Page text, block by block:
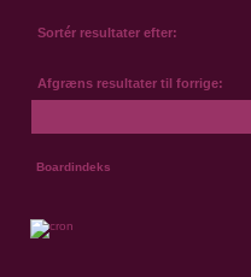
Sortér resultater efter:
Afgræns resultater til forrige:
Boardindeks